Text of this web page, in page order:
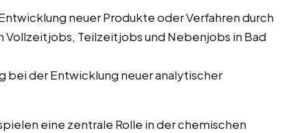
neuer Produkte oder Verfahren durch
Teilzeitjobs und Nebenjobs in Bad
bei der Entwicklung neuer analytischer
eine zentrale Rolle in der chemischen